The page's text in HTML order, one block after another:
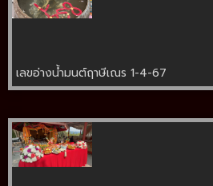
เลขอ่างน้ำมนต์ฤาษีเณร 1-4-67